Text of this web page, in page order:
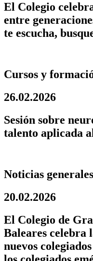
El Colegio
entre
te escucha,
Cursos y
26.02.2026
Sesión sobre
talento aplicada
Noticias generales
20.02.2026
El Colegio de
Baleares celebra
nuevos